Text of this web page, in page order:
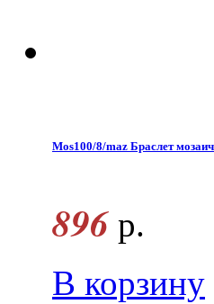
Mos100/8/maz Браслет
896 р.
В корзину